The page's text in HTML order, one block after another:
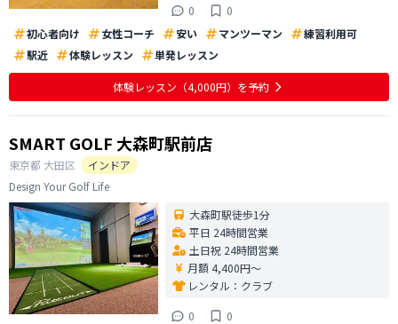
0
0
初心者向け
女性コーチ 安い マンツーマン
練習利用可
駅近
体験レッスン 単発レッスン
体験レッスン （4,000円） を予約
SMART GOLF 大森町駅前店
東京都 大田区
インドア
Design Your Golf Life
大森町駅徒歩1分
平日 24時間営業
土日祝 24時間営業
月額 4,400円〜
レンタル： クラブ
0
0